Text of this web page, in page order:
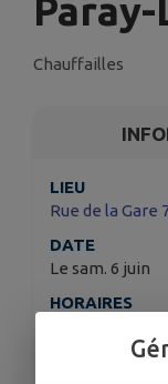
Paray-
Chauffailles
LIEU
Rue de la Gare
DATE
Le sam. 6 juin
HORAIRES